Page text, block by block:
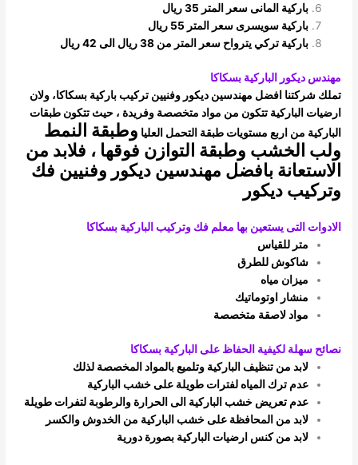
باركية المانى سعر المتر 35 ريال
باركية سويسرى سعر المتر 55 ريال
باركية تركي يترواح سعر المتر من 38 ريال الى 42 ريال
مهندس ديكور الباركية بسكاكا
تملك شركتنا افضل مهندسين ديكور وفنيين تركيب باركية بسكاكا، ولان
ارضيات الباركية تتكون من مواد متخصصة وفريدة ، حيث تتكون طبقات
الباركية من اربع مستويات طبقة التحمل العليا وطبقة النمط
ولب الخشب وطبقة التوازن فوقها ، فلابد من
الاستعانة بافضل مهندسين ديكور وفنيين فك
وتركيبديكور
الادوات التى يستعين بها معلم فك وتركيب الباركية بسكاكا
متر للقياس
شاكوش للطرق
ميزان مياه
منشار اوتوماتيك
مواد لاصقة متخصصة
نصائح سهلة لكيفية الحفاظ على الباركية بسكاكا
لابد من تنظيف الباركية وتلميع بالمواد المخصصة لذلك
عدم ترك المياه لفترات طويلة على خشب الباركية
عدم تعريض خشب الباركية الى الحرارة والرطوبة لتفرات طويلة
لابد من المحافظة على خشب الباركية من الخدوش والكسر
لابد من كنس ارضيات الباركية بصورة دورية